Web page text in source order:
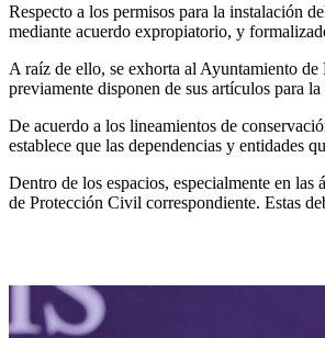
Respecto a los permisos para la instalación
mediante acuerdo expropiatorio, y
A raíz de ello, se exhorta al Ayuntamiento
previamente disponen de sus artículos para
De acuerdo a los lineamientos de
establece que las dependencias y entidades
Dentro de los espacios, especialmente en
de Protección Civil correspondiente. Estas